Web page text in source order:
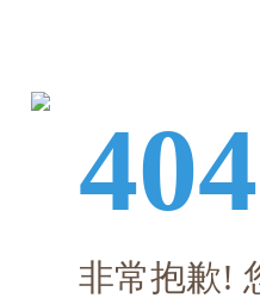
404
非常抱歉!